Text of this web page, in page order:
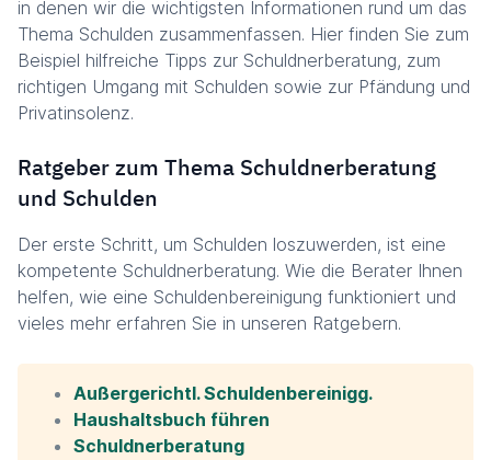
in denen wir die wichtigsten Informationen rund um das
Thema Schulden zusammenfassen. Hier finden Sie zum
Beispiel hilfreiche Tipps zur Schuldnerberatung, zum
richtigen Umgang mit Schulden sowie zur Pfändung und
Privatinsolenz.
Ratgeber zum Thema Schuldnerberatung
und Schulden
Der erste Schritt, um Schulden loszuwerden, ist eine
kompetente Schuldnerberatung. Wie die Berater Ihnen
helfen, wie eine Schuldenbereinigung funktioniert und
vieles mehr erfahren Sie in unseren Ratgebern.
Außergerichtl. Schuldenbereinigg.
Haushaltsbuch führen
Schuldnerberatung